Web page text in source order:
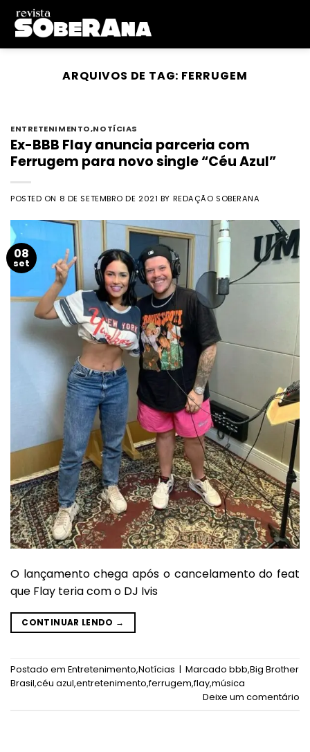
Skip
content
ARQUIVOS DE TAG: FERRUGEM
ENTRETENIMENTO,NOTÍCIAS
Ex-BBB Flay anuncia parceria com
Ferrugem para novo single “Céu Azul”
POSTED ON 8 DE SETEMBRO DE 2021 BY REDAÇÃO SOBERANA
08
set
O lançamento chega após o cancelamento do feat
que Flay teria com o DJ Ivis
CONTINUAR LENDO →
Postado em Entretenimento,Notícias | Marcado bbb,Big Brother
Brasil,céu azul,entretenimento,ferrugem,flay,música
Deixe um comentário